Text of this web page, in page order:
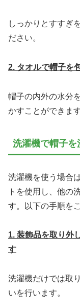
しっかりとすすぎ
ださい。
2. タオルで帽子を
帽子の内外の水分
かすことができます
洗濯機で帽子を
洗濯機を使う場合
トを使用し、他の
す。以下の手順を
1. 装飾品を取り外
す
洗濯機だけでは取
いを行います。